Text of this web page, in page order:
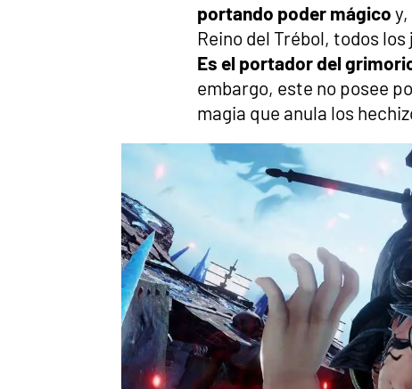
portando poder mágico
Reino del Trébol, todos
Es el portador del
embargo, este no posee
magia que anula los